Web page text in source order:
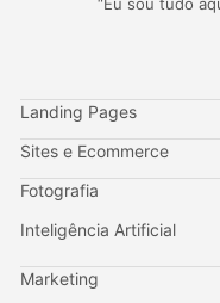
Landing Pages
Sites e Ecommerce
Fotografia
Inteligência Artificial
Marketing